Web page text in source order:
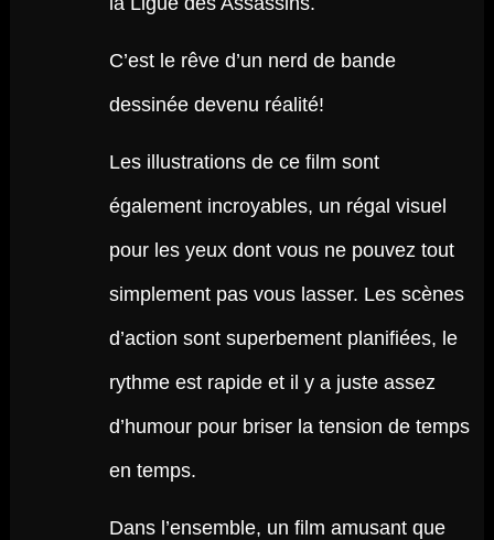
C’est le rêve d’un nerd de bande
dessinée devenu réalité!
Les illustrations de ce film sont
également incroyables, un régal visuel
pour les yeux dont vous ne pouvez tout
simplement pas vous lasser. Les scènes
d’action sont superbement planifiées, le
rythme est rapide et il y a juste assez
d’humour pour briser la tension de temps
en temps.
Dans l’ensemble, un film amusant que